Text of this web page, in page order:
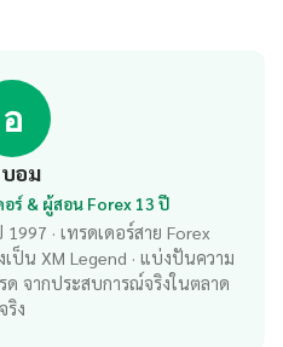
อ
อม
อร์ & ผู้สอน Forex 13 ปี
· เทรดเดอร์สาย Forex
ป็น XM Legend · แบ่งปันความ
ด จากประสบการณ์จริงในตลาด
จริง